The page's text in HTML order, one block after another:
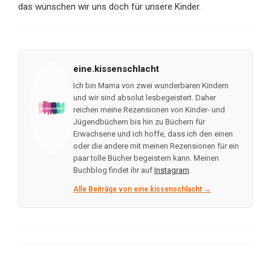
das wünschen wir uns doch für unsere Kinder.
eine.kissenschlacht
Ich bin Mama von zwei wunderbaren Kindern
und wir sind absolut lesbegeistert. Daher
reichen meine Rezensionen von Kinder- und
Jügendbüchern bis hin zu Büchern für
Erwachsene und ich hoffe, dass ich den einen
oder die andere mit meinen Rezensionen für ein
paar tolle Bücher begeistern kann. Meinen
Buchblog findet ihr auf Instagram
Alle Beiträge von eine.kissenschlacht →